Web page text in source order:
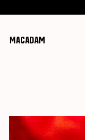
MACADAM